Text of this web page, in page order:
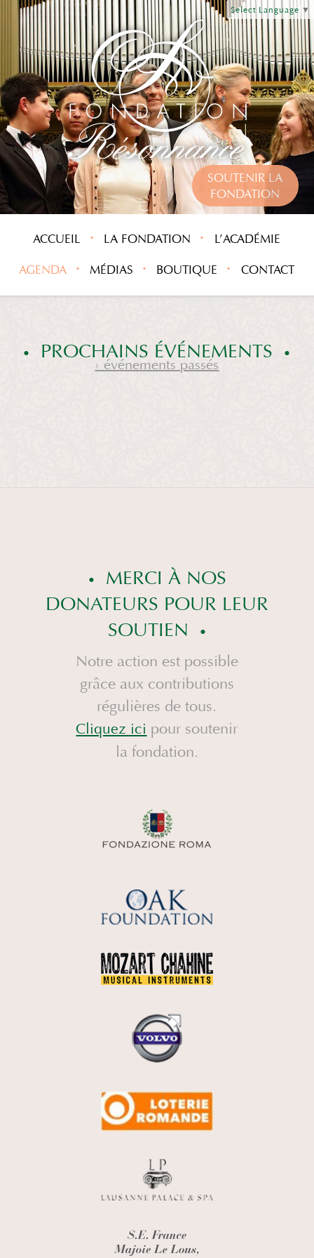
Select Language ▼
SOUTENIR LA
FONDATION
ACCUEIL LA FONDATION L’ACADÉMIE
AGENDA MÉDIAS BOUTIQUE CONTACT
PROCHAINS ÉVÉNEMENTS
› événements passés
MERCI À NOS
DONATEURS POUR LEUR
SOUTIEN
Notre action est possible
grâce aux contributions
régulières de tous.
Cliquez ici pour soutenir
la fondation.